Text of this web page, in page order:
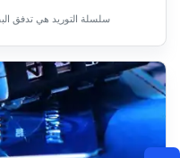
سلسلة التوريد هي تدفق